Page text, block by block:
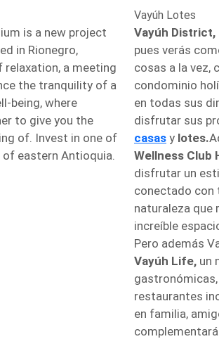
is a new project
in Rionegro,
relaxation, a meeting
the tranquility of a
being, where
to give you the
of. Invest in one of
eastern Antioquia.
Vayúh Lotes
Vayúh District,
pues verás
cosas a la vez,
condominio
en todas sus
disfrutar sus
casas y lotes.
Wellness Club
disfrutar un
conectado con
naturaleza que
increíble
Pero además
Vayúh Life, un
restaurantes
en familia,